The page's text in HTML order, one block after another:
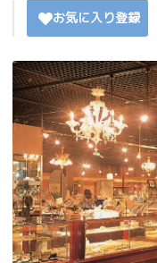
お気に入り登録